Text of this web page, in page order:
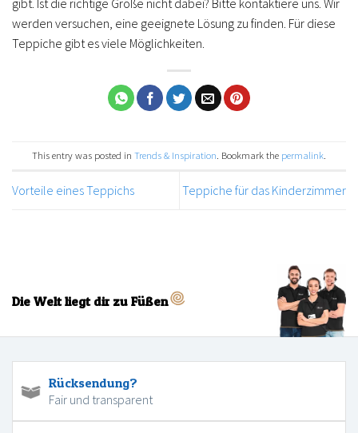
werden versuchen, eine geeignete Lösung zu finden. Für diese
Teppiche gibt es viele Möglichkeiten.
This entry was posted in Trends & Inspiration . Bookmark the permalink
Vorteile eines Teppichs Teppiche für das Kinderzimmer
Die Welt liegt dir zu Füßen
Rücksendung?
Fair und transparent